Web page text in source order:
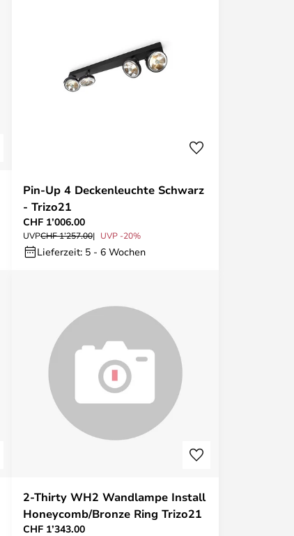
Pin-Up 4 Deckenleuchte Schwarz
- Trizo21
CHF 1’006.00
UVPCHF 1’257.00 UVP -20%
Lieferzeit: 5 - 6 Wochen
2-Thirty WH2 Wandlampe Install
Honeycomb/Bronze Ring Trizo21
CHF 1’343.00